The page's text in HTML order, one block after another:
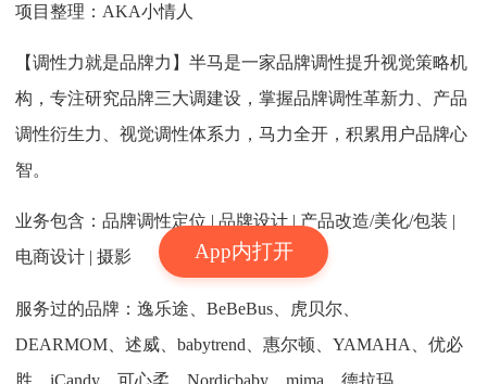
App内打开
项目整理：AKA小情人
【调性力就是品牌力】半马是一家品牌调性提升视觉策略机
构，专注研究品牌三大调建设，掌握品牌调性革新力、产品
调性衍生力、视觉调性体系力，马力全开，积累用户品牌心
智。
业务包含：品牌调性定位 | 品牌设计 | 产品改造/美化/包装 |
电商设计 | 摄影
服务过的品牌：逸乐途、BeBeBus、虎贝尔、
DEARMOM、述威、babytrend、惠尔顿、YAMAHA、优必
胜、iCandy、可心柔、Nordicbaby、mima、德拉玛、